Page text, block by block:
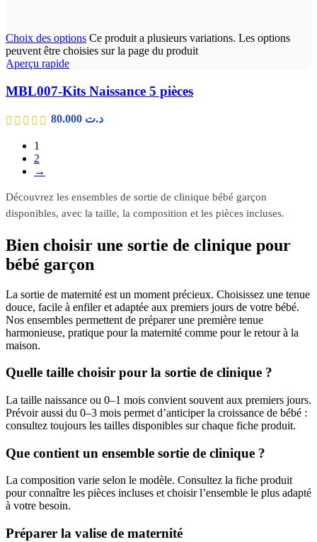
Choix des options Ce produit a plusieurs variations. Les options
peuvent être choisies sur la page du produit
Aperçu rapide
MBL007-Kits Naissance 5 pièces
د.ت
1
2
→
Découvrez les ensembles de sortie de clinique bébé garçon
disponibles, avec la taille, la composition et les pièces incluses.
Bien choisir une sortie de clinique pour
bébé garçon
La sortie de maternité est un moment précieux. Choisissez une tenue
douce, facile à enfiler et adaptée aux premiers jours de votre bébé.
Nos ensembles permettent de préparer une première tenue
harmonieuse, pratique pour la maternité comme pour le retour à la
maison.
Quelle taille choisir pour la sortie de clinique ?
La taille naissance ou 0–1 mois convient souvent aux premiers jours.
Prévoir aussi du 0–3 mois permet d’anticiper la croissance de bébé :
consultez toujours les tailles disponibles sur chaque fiche produit.
Que contient un ensemble sortie de clinique ?
La composition varie selon le modèle. Consultez la fiche produit
pour connaître les pièces incluses et choisir l’ensemble le plus adapté
à votre besoin.
Préparer la valise de maternité